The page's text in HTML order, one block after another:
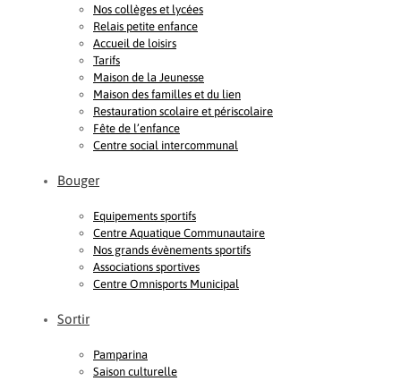
Nos collèges et lycées
Relais petite enfance
Accueil de loisirs
Tarifs
Maison de la Jeunesse
Maison des familles et du lien
Restauration scolaire et périscolaire
Fête de l’enfance
Centre social intercommunal
Bouger
Equipements sportifs
Centre Aquatique Communautaire
Nos grands évènements sportifs
Associations sportives
Centre Omnisports Municipal
Sortir
Pamparina
Saison culturelle